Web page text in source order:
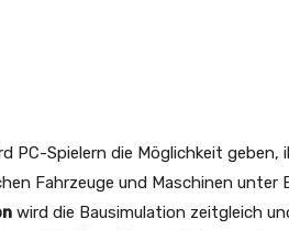
PC-Spielern die Möglichkeit geben,
Fahrzeuge und Maschinen unter
wird die Bausimulation zeitgleich